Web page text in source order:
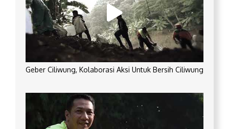
Geber Ciliwung, Kolaborasi Aksi Untuk Bersih Ciliwung